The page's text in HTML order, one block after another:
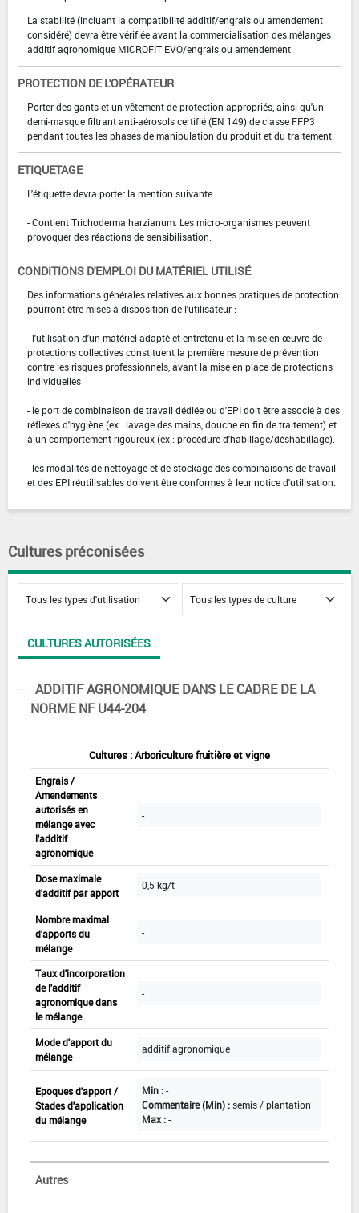
La stabilité (incluant la compatibilité additif/engrais ou amendement
considéré) devra être vérifiée avant la commercialisation des mélanges
additif agronomique MICROFIT EVO/engrais ou amendement.
PROTECTION DE L'OPÉRATEUR
Porter des gants et un vêtement de protection appropriés, ainsi qu'un
demi-masque filtrant anti-aérosols certifié (EN 149) de classe FFP3
pendant toutes les phases de manipulation du produit et du traitement.
ETIQUETAGE
L'étiquette devra porter la mention suivante :
- Contient Trichoderma harzianum. Les micro-organismes peuvent
provoquer des réactions de sensibilisation.
CONDITIONS D'EMPLOI DU MATÉRIEL UTILISÉ
Des informations générales relatives aux bonnes pratiques de protection
pourront être mises à disposition de l'utilisateur :
- l'utilisation d'un matériel adapté et entretenu et la mise en œuvre de
protections collectives constituent la première mesure de prévention
contre les risques professionnels, avant la mise en place de protections
individuelles
- le port de combinaison de travail dédiée ou d'EPI doit être associé à des
réflexes d'hygiène (ex : lavage des mains, douche en fin de traitement) et
à un comportement rigoureux (ex : procédure d'habillage/déshabillage).
- les modalités de nettoyage et de stockage des combinaisons de travail
et des EPI réutilisables doivent être conformes à leur notice d'utilisation.
Cultures préconisées
CULTURES AUTORISÉES
ADDITIF AGRONOMIQUE DANS LE CADRE DE LA
NORME NF U44-204
Arboriculture fruitière et vigne
Cultures : Arboriculture fruitière et vigne
Engrais /
Amendements
autorisés en
mélange avec
l'additif
agronomique
-
Dose maximale
d'additif par apport
0,5 kg/t
Nombre maximal
d'apports du
mélange
-
Taux d'incorporation
de l'additif
agronomique dans
le mélange
-
Mode d'apport du
mélange
additif agronomique
Epoques d'apport /
Stades d'application
du mélange
Min :-
Commentaire (Min) :semis / plantation
Max :-
Autres